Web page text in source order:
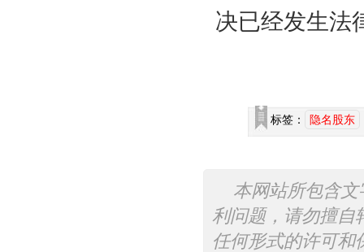
决已经发生法
标签： 隐名股东
本网站所包含
利问题，请勿擅自
任何形式的许可和